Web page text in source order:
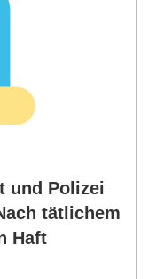
und Polizei
tätlichem
Haft